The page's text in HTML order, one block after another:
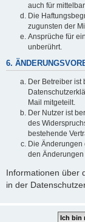
auch für
Die
zugunsten der
Ansprüche für
unberührt.
6.
Der Betreiber
Mail mitgeteilt.
Der Nutzer ist
des
bestehende
Die
den
Informationen über
in der